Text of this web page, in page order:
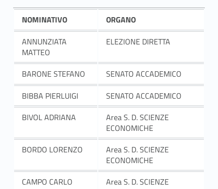
NOMINATIVO
ORGANO
ANNUNZIATA
MATTEO
ELEZIONE DIRETTA
BARONE STEFANO
SENATO ACCADEMICO
BIBBA PIERLUIGI
SENATO ACCADEMICO
BIVOL ADRIANA
Area S. D. SCIENZE
ECONOMICHE
BORDO LORENZO
Area S. D. SCIENZE
ECONOMICHE
CAMPO CARLO
Area S. D. SCIENZE